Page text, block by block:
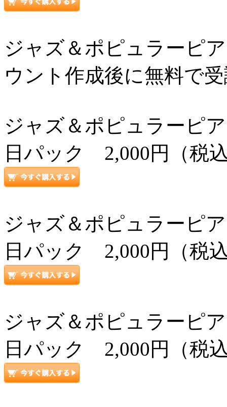
ジャズ＆ポピュラーピ
ウント作成後に無料で
ジャズ＆ポピュラーピ
日パック 2,000円（税
ジャズ＆ポピュラーピ
日パック 2,000円（税
ジャズ＆ポピュラーピ
日パック 2,000円（税